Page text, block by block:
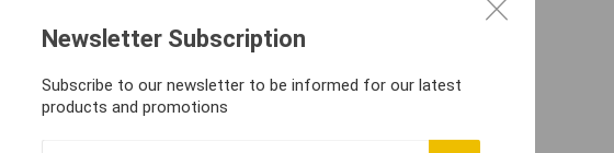
duże krąpie zapewniające błyskawiczne wyniki.
2,5 kg
duża biała ryba / Marka: Mondial-F
Newsletter Subscription
Subscribe to our newsletter to be informed for our latest
products and promotions